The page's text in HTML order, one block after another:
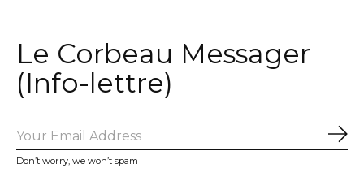
Le Corbeau Messager
(Info-lettre)
Don’t worry, we won’t spam